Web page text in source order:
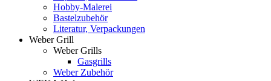
Hobby-Malerei
Bastelzubehör
Literatur, Verpackungen
Weber Grill
Weber Grills
Gasgrills
Weber Zubehör